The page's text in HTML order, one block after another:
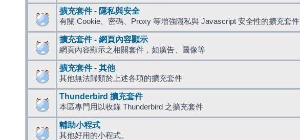
擴充套件 - 隱私與安全
有關 Cookie、密碼、Proxy 等增強隱私與 Javascript 安全性的擴充套件
擴充套件 - 網頁內容顯示
網頁內容顯示之相關套件，如廣告、圖像等
擴充套件 - 其他
其他無法歸類於上述各項的擴充套件
Thunderbird 擴充套件
本區專門用以收錄 Thunderbird 之擴充套件
輔助小程式
其他好用的小程式。